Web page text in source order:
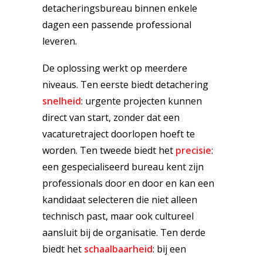
detacheringsbureau binnen enkele
dagen een passende professional
leveren.
De oplossing werkt op meerdere
niveaus. Ten eerste biedt detachering
snelheid: urgente projecten kunnen
direct van start, zonder dat een
vacaturetraject doorlopen hoeft te
worden. Ten tweede biedt het precisie:
een gespecialiseerd bureau kent zijn
professionals door en door en kan een
kandidaat selecteren die niet alleen
technisch past, maar ook cultureel
aansluit bij de organisatie. Ten derde
biedt het schaalbaarheid: bij een